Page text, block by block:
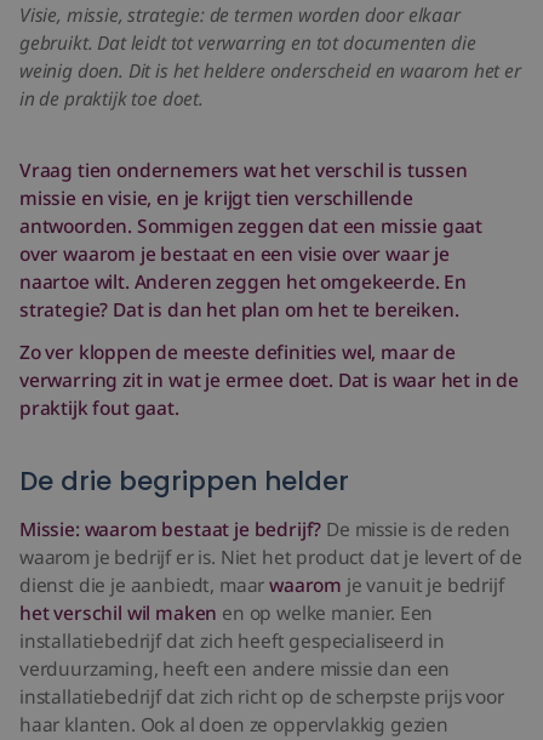
Visie, missie, strategie: de termen worden door elkaar
gebruikt. Dat leidt tot verwarring en tot documenten die
weinig doen. Dit is het heldere onderscheid en waarom het er
in de praktijk toe doet.
Vraag tien ondernemers wat het verschil is tussen
missie en visie, en je krijgt tien verschillende
antwoorden. Sommigen zeggen dat een missie gaat
over waarom je bestaat en een visie over waar je
naartoe wilt. Anderen zeggen het omgekeerde. En
strategie? Dat is dan het plan om het te bereiken.
Zo ver kloppen de meeste definities wel, maar de
verwarring zit in wat je ermee doet. Dat is waar het in de
praktijk fout gaat.
De drie begrippen helder
Missie: waarom bestaat je bedrijf? De missie is de reden
waarom je bedrijf er is. Niet het product dat je levert of de
dienst die je aanbiedt, maarwaarom je vanuit je bedrijf
het verschil wil maken en op welke manier. Een
installatiebedrijf dat zich heeft gespecialiseerd in
verduurzaming, heeft een andere missie dan een
installatiebedrijf dat zich richt op de scherpste prijs voor
haar klanten. Ook al doen ze oppervlakkig gezien